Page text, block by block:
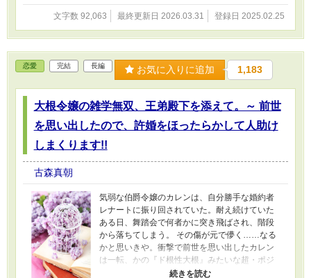
文字数 92,063 最終更新日 2026.03.31 登録日 2025.02.25
恋愛 完結 長編 お気に入りに追加 1,183
大根令嬢の雑学無双、王弟殿下を添えて。～ 前世
を思い出したので、許婚をほったらかして人助け
しまくります!!
古森真朝
気弱な伯爵令嬢のカレンは、自分勝手な婚約者
レナートに振り回されていた。耐え続けていた
ある日、舞踏会で何者かに突き飛ばされ、階段
から落ちてしまう。 その傷が元で儚く……なる
かと思いきや。衝撃で前世を思い出したカレン
は一転、かの『ド根性大根』みたいな超・ポジ
ティブ人間になっていた。 『モラハラ婚約者の